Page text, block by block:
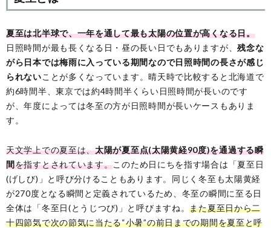
夏至は北半球で、一年を通して最も太陽の位置が高くなる日。
日照時間が最も長くなる日・昼の長い日でもありますが、残念な
がら日本では梅雨に入っている期間なので日照時間の長さが感じ
られないことが多くなっています。晴天時で比較すると北海道で
約6時間半、東京では約4時間半くらい日照時間が長いのです
が、年度によっては冬至の方が日照時間が長いケースもありま
す。
天文学上での夏至は、太陽が夏至点(太陽黄経90度)を通過する瞬
間を指すとされています。このため日にちを指す場合は「夏至日
(げしび)」と呼び分けることもあります。同じく冬至も太陽黄経
が270度となる瞬間と定義されているため、冬至の瞬間に至る日
全体は「冬至日(とうじつび)」と呼びますね。また夏至日から二
十四節気で次の節気に当たる“小暑”の前日までの期間を夏至と呼